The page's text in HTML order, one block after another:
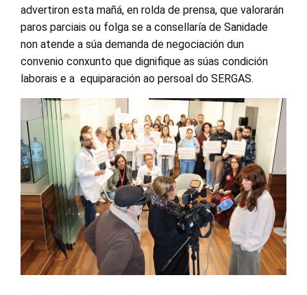
advertiron esta mañá, en rolda de prensa, que valorarán
paros parciais ou folga se a consellaría de Sanidade
non atende a súa demanda de negociación dun
convenio conxunto que dignifique as súas condición
laborais e a equiparación ao persoal do SERGAS.